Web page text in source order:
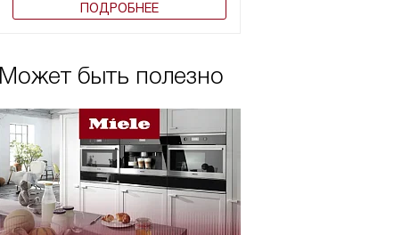
ПОДРОБНЕЕ
Может быть полезно